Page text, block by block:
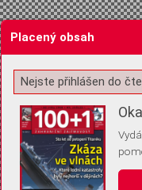
Žádost o souhlas s
Pro základní fungování
Placený obsah
Nejste přihlášen do